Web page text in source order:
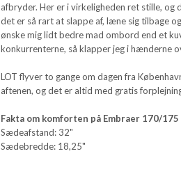
afbryder. Her er i virkeligheden ret stille, og
det er så rart at slappe af, læne sig tilbage
ønske mig lidt bedre mad ombord end et
konkurrenterne, så klapper jeg i hænderne
LOT flyver to gange om dagen fra
aftenen, og det er altid med gratis
Fakta om komforten på Embraer 170/175
Sædeafstand: 32"
Sædebredde: 18,25"